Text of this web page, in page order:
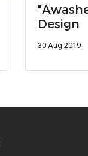
Design
30 Aug 2019